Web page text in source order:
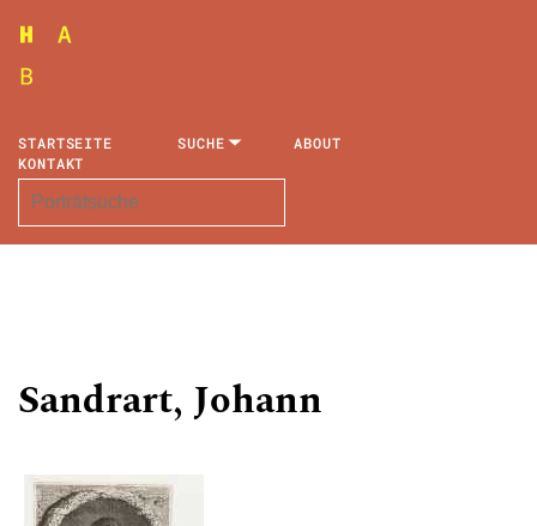
STARTSEITE SUCHE
ABOUT
KONTAKT
Sandrart, Johann